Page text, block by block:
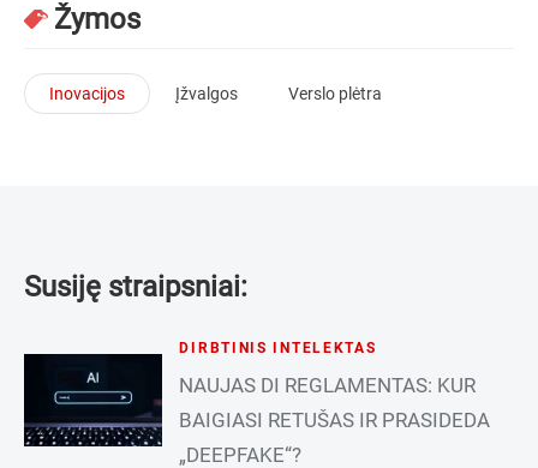
Žymos
Inovacijos Įžvalgos Verslo plėtra
Susiję straipsniai:
DIRBTINIS INTELEKTAS
NAUJAS DI REGLAMENTAS: KUR
BAIGIASI RETUŠAS IR PRASIDEDA
„DEEPFAKE“?